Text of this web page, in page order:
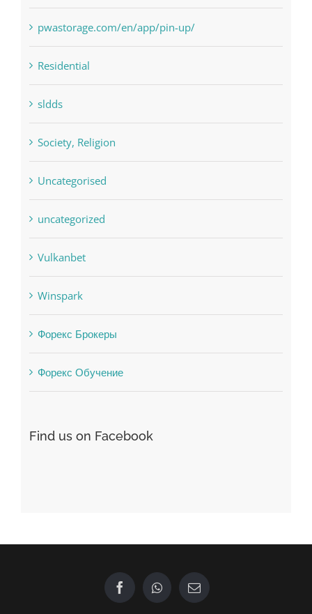
pwastorage.com/en/app/pin-up/
Residential
sldds
Society, Religion
Uncategorised
uncategorized
Vulkanbet
Winspark
Форекс Брокеры
Форекс Обучение
Find us on Facebook